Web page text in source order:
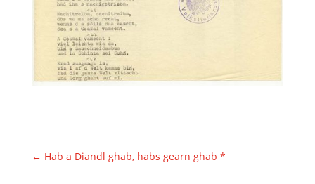
← Hab a Diandl ghab, habs gearn ghab *